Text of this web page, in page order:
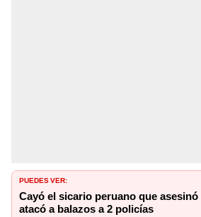
PUEDES VER:
Cayó el sicario peruano que asesinó
atacó a balazos a 2 policías